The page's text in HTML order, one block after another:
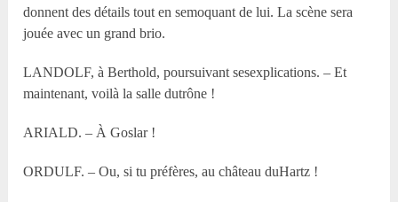
donnent des détails tout en semoquant de lui. La scène sera
jouée avec un grand brio.
LANDOLF, à Berthold, poursuivant sesexplications. – Et
maintenant, voilà la salle dutrône !
ARIALD. – À Goslar !
ORDULF. – Ou, si tu préfères, au château duHartz !